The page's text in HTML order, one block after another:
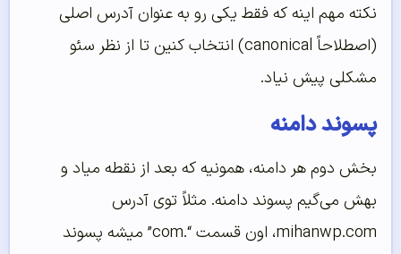
نکته مهم اینه که فقط یکی رو به عنوان آدرس اصلی
(اصطلاحاً canonical) انتخاب کنین تا از نظر سئو
مشکلی پیش نیاد.
پسوند دامنه
بخش دوم هر دامنه، همونیه که بعد از نقطه میاد و
بهش می‌گیم پسوند دامنه. مثلاً توی آدرس
mihanwp.com، اون قسمت “.com” میشه پسوند